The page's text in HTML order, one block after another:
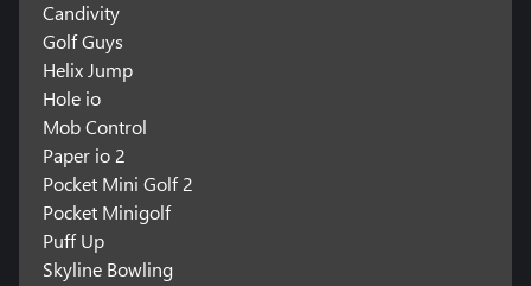
Candivity
Golf Guys
Helix Jump
Hole io
Mob Control
Paper io 2
Pocket Mini Golf 2
Pocket Minigolf
Puff Up
Skyline Bowling